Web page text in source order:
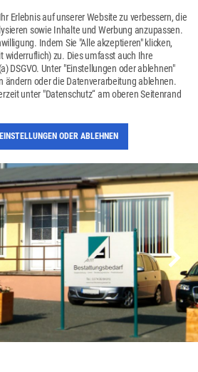
next
Erlebnis auf unserer Website zu verbessern, die
sowie Inhalte und Werbung anzupassen.
Indem Sie "Alle akzeptieren" klicken,
widerruflich) zu. Dies umfasst auch Ihre
DSGVO. Unter "Einstellungen oder ablehnen"
ändern oder die Datenverarbeitung ablehnen.
unter "Datenschutz“ am oberen Seitenrand
EINSTELLUNGEN ODER ABLEHNEN